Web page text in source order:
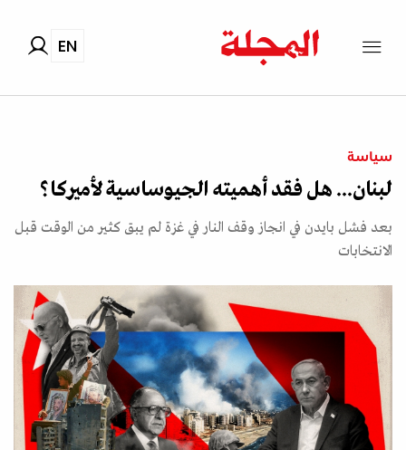
EN
سياسة
لبنان... هل فقد أهميته الجيوساسية لأميركا؟
بعد فشل بايدن في انجاز وقف النار في غزة لم يبق كثير من الوقت قبل
الانتخابات